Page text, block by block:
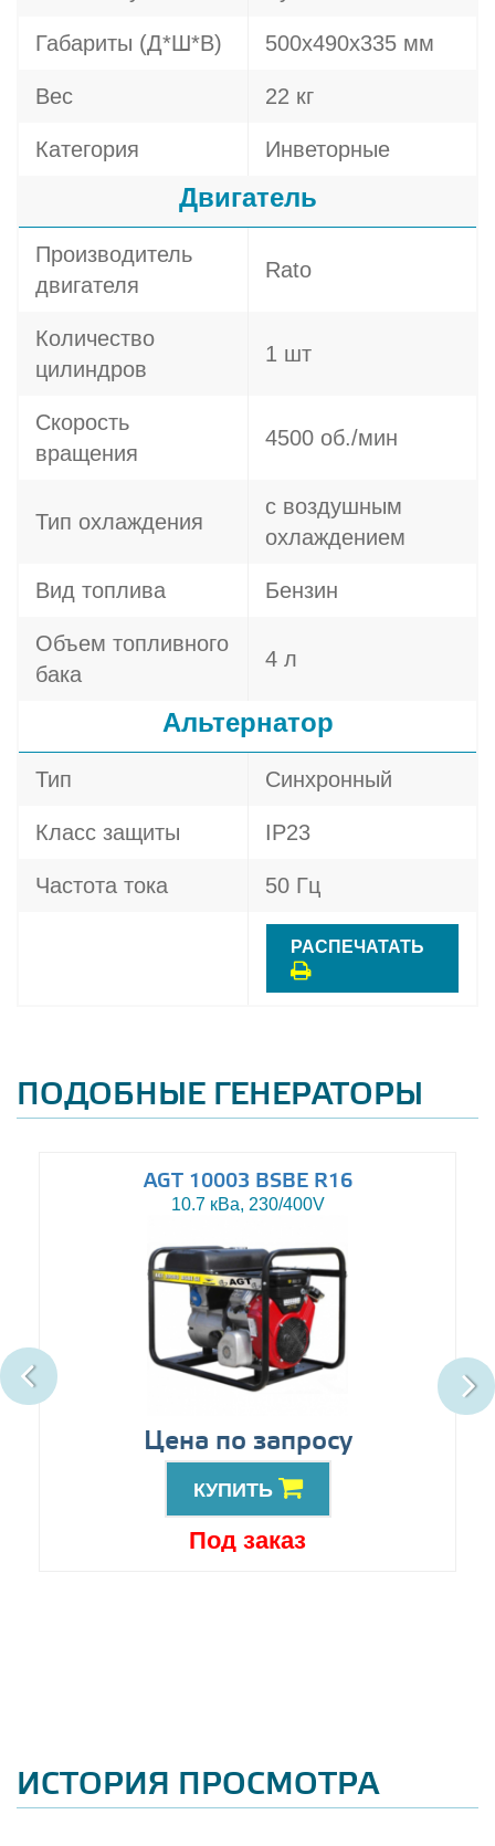
Габариты (Д*Ш*В) 500x490x335 мм
Вес 22 кг
Категория Инветорные
Двигатель
Производитель
двигателя
Rato
Количество
цилиндров
1 шт
Скорость
вращения
4500 об./мин
Тип охлаждения
с воздушным
охлаждением
Вид топлива Бензин
Объем топливного
бака
4 л
Альтернатор
Тип Синхронный
Класс защиты IP23
Частота тока 50 Гц
РАСПЕЧАТАТЬ
ПОДОБНЫЕ ГЕНЕРАТОРЫ
AGT 10003 BSBE R16
10.7 кВа, 230/400V
Цена по запросу
КУПИТЬ
Под заказ
ИСТОРИЯ ПРОСМОТРА